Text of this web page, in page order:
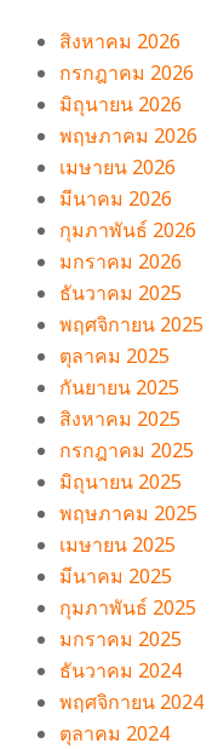
สิงหาคม 2026
กรกฎาคม 2026
มิถุนายน 2026
พฤษภาคม 2026
เมษายน 2026
มีนาคม 2026
กุมภาพันธ์ 2026
มกราคม 2026
ธันวาคม 2025
พฤศจิกายน 2025
ตุลาคม 2025
กันยายน 2025
สิงหาคม 2025
กรกฎาคม 2025
มิถุนายน 2025
พฤษภาคม 2025
เมษายน 2025
มีนาคม 2025
กุมภาพันธ์ 2025
มกราคม 2025
ธันวาคม 2024
พฤศจิกายน 2024
ตุลาคม 2024